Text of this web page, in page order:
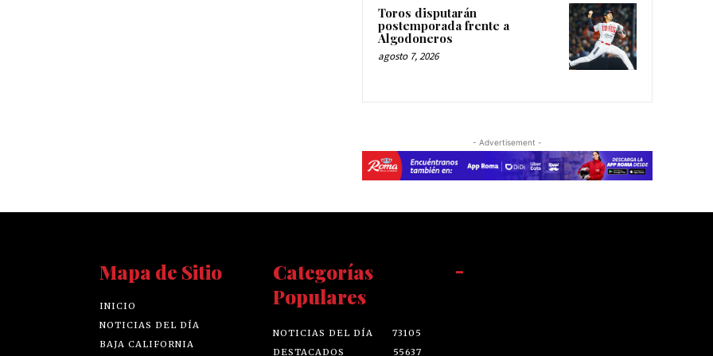
Toros disputarán
postemporada frente a
Algodoneros
agosto 7, 2026
- Advertisement -
Mapa de Sitio
INICIO
NOTICIAS DEL DÍA
BAJA CALIFORNIA
Categorías
Populares
NOTICIAS DEL DÍA
73105
DESTACADOS
55637
-